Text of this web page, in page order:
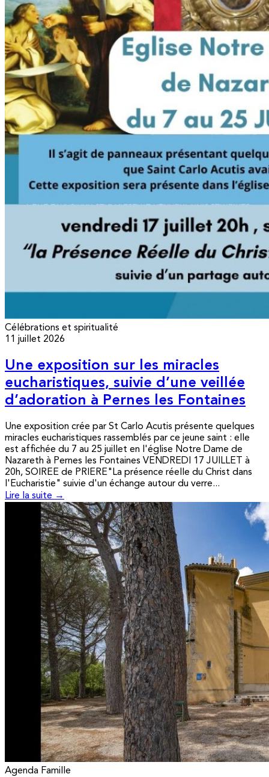
Célébrations et spiritualité
11 juillet 2026
Une exposition sur les miracles
eucharistiques, suivie d’une veillée
d’adoration à Pernes les Fontaines
Une exposition crée par St Carlo Acutis présente quelques
miracles eucharistiques rassemblés par ce jeune saint : elle
est affichée du 7 au 25 juillet en l'église Notre Dame de
Nazareth à Pernes les Fontaines VENDREDI 17 JUILLET à
20h, SOIREE de PRIERE"La présence réelle du Christ dans
l'Eucharistie" suivie d'un échange autour du verre...
Lire la suite →
Agenda Famille